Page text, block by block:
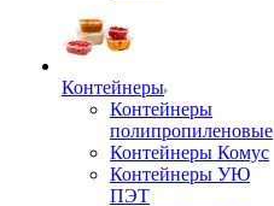
Контейнеры
Контейнеры
полипропиленовые
Контейнеры Комус
Контейнеры УЮ
ПЭТ